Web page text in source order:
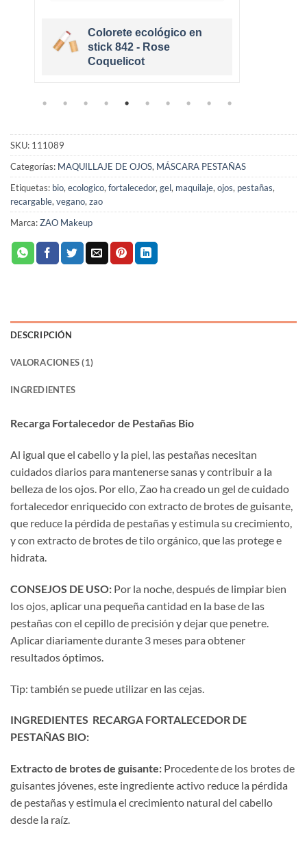
Colorete ecológico en
stick 842 - Rose
Coquelicot
SKU: 111089
Categorías: MAQUILLAJE DE OJOS, MÁSCARA PESTAÑAS
Etiquetas: bio,ecologico,fortalecedor,gel, maquilaje,ojos, pestañas,
recargable,vegano,zao
Marca:ZAO Makeup
DESCRIPCIÓN
VALORACIONES (1)
INGREDIENTES
Recarga Fortalecedor de Pestañas Bio
Al igual que el cabello y la piel, las pestañas necesitan
cuidados diarios para mantenerse sanas y contribuir a la
belleza de los ojos. Por ello, Zao ha creado un gel de cuidado
fortalecedor enriquecido con extracto de brotes de guisante,
que reduce la pérdida de pestañas y estimula su crecimiento,
y con extracto de brotes de tilo orgánico, que las protege e
hidrata.
CONSEJOS DE USO: Por la noche, después de limpiar bien
los ojos, aplicar una pequeña cantidad en la base de las
pestañas con el cepillo de precisión y dejar que penetre.
Aplicar diariamente durante 3 meses para obtener
resultados óptimos.
Tip: también se puede utilizar en las cejas.
INGREDIENTES RECARGA FORTALECEDOR DE
PESTAÑAS BIO:
Extracto de brotes de guisante: Procedente de los brotes de
guisantes jóvenes, este ingrediente activo reduce la pérdida
de pestañas y estimula el crecimiento natural del cabello
desde la raíz.